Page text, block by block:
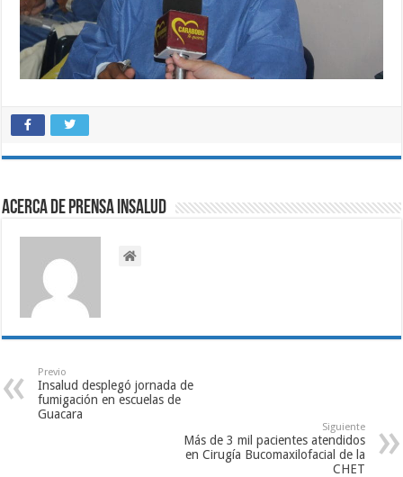
Acerca de Prensa INSALUD
Previo
Insalud desplegó jornada de
fumigación en escuelas de
Guacara
Siguiente
Más de 3 mil pacientes atendidos
en Cirugía Bucomaxilofacial de la
CHET